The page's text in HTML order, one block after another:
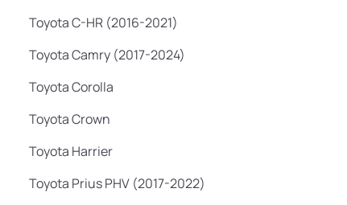
Toyota C-HR (2016-2021)
Toyota Camry (2017-2024)
Toyota Corolla
Toyota Crown
Toyota Harrier
Toyota Prius PHV (2017-2022)